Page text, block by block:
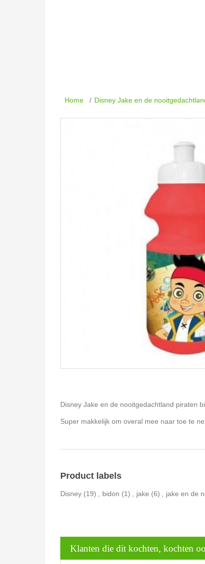
Home / Disney Jake en de
Disney Jake en de nooitgedachtland piraten
Super makkelijk om overal mee naar toe te
Product labels
Disney (19) bidon (1) jake (6) jake en de
Klanten die dit kochten, kochten